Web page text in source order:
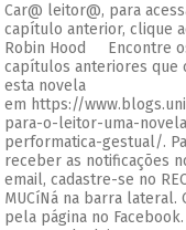
Car@ leitor@, para
capítulo anterior, clique
Robin Hood Encontre
capítulos anteriores que
esta novela
em https://
para-o-leitor-uma-
performatica-gestual/.
receber as notificações
email, cadastre-se no
MUCíNá na barra lateral.
pela página no